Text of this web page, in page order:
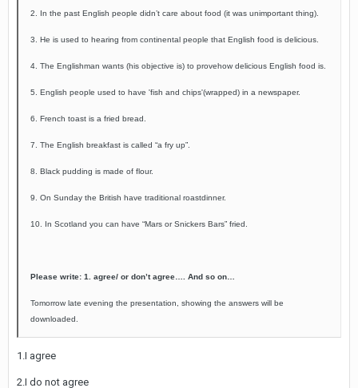
2. In the past English people didn’t care about food (it was unimportant thing).
3. He is used to hearing from continental people that English food is delicious.
4. The Englishman wants (his objective is) to provehow delicious English food is.
5. English people used to have 'fish and chips'(wrapped) in a newspaper.
6. French toast is a fried bread.
7. The English breakfast is called “a fry up”.
8. Black pudding is made of flour.
9. On Sunday the British have traditional roastdinner.
10. In Scotland you can have “Mars or Snickers Bars” fried.
Please write: 1. agree/ or don’t agree…. And so on…
Tomorrow late evening the presentation, showing the answers will be
downloaded.
1.I agree
2.I do not agree